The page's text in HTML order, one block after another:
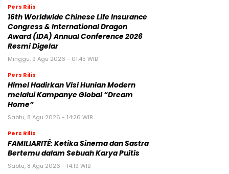
Pers Rilis
16th Worldwide Chinese Life Insurance
Congress & International Dragon
Award (IDA) Annual Conference 2026
Resmi Digelar
Minggu, 9 Agu 2026 - 01:45 WIB
Pers Rilis
Himel Hadirkan Visi Hunian Modern
melalui Kampanye Global “Dream
Home”
Sabtu, 8 Agu 2026 - 14:26 WIB
Pers Rilis
FAMILIARITÉ: Ketika Sinema dan Sastra
Bertemu dalam Sebuah Karya Puitis
Sabtu, 8 Agu 2026 - 14:19 WIB